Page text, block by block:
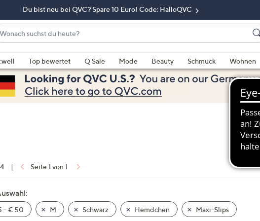
Du bist neu bei QVC? Spare 10 Euro! Code: HalloQVC
Top bewertet Q Sale Mode Beauty Schmuck Wohnen
| Seite 1 von 1
- € 50 M Schwarz Hemdchen Maxi-Slips